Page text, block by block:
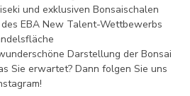
und exklusiven Bonsaischalen
EBA New Talent-Wettbewerbs
Darstellung der Bonsai
Sie erwartet? Dann folgen Sie uns